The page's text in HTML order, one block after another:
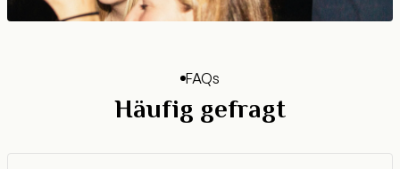
FAQs
Häufig gefragt